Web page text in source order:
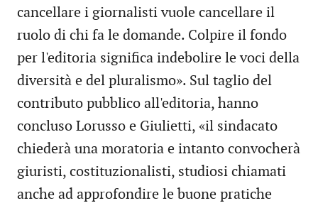
cancellare i giornalisti vuole cancellare il
ruolo di chi fa le domande. Colpire il fondo
per l'editoria significa indebolire le voci della
diversità e del pluralismo». Sul taglio del
contributo pubblico all'editoria, hanno
concluso Lorusso e Giulietti, «il sindacato
chiederà una moratoria e intanto convocherà
giuristi, costituzionalisti, studiosi chiamati
anche ad approfondire le buone pratiche